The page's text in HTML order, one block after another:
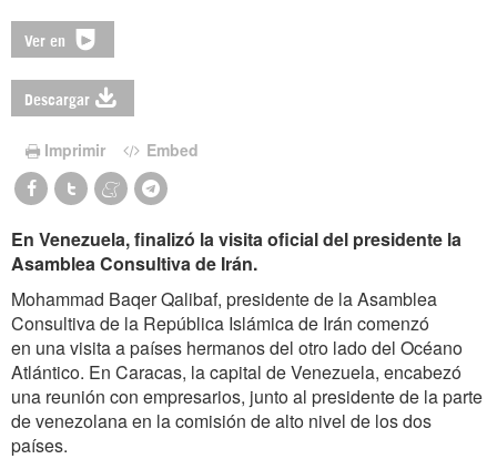
Ver en
Descargar
Imprimir Embed
En Venezuela, finalizó la visita oficial del presidente la
Asamblea Consultiva de Irán.
Mohammad Baqer Qalibaf, presidente de la Asamblea
Consultiva de la República Islámica de Irán comenzó
en una visita a países hermanos del otro lado del Océano
Atlántico. En Caracas, la capital de Venezuela, encabezó
una reunión con empresarios, junto al presidente de la parte
de venezolana en la comisión de alto nivel de los dos
países.